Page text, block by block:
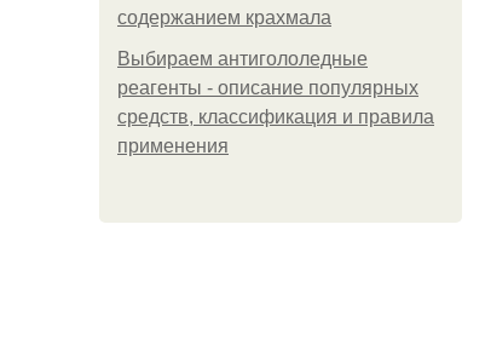
содержанием крахмала
Выбираем антигололедные
реагенты - описание популярных
средств, классификация и правила
применения